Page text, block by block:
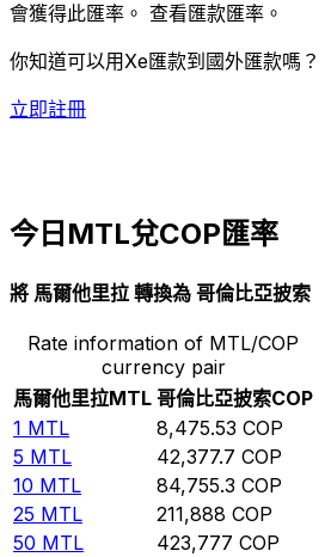
會獲得此匯率。 查看匯款匯率。
你知道可以用Xe匯款到國外匯款嗎？
立即註冊
今日MTL兌COP匯率
將 馬爾他里拉 轉換為 哥倫比亞披索
Rate information of MTL/COP
currency pair
馬爾他里拉MTL 哥倫比亞披索COP
1 MTL 8,475.53 COP
5 MTL 42,377.7 COP
10 MTL 84,755.3 COP
25 MTL 211,888 COP
50 MTL 423,777 COP